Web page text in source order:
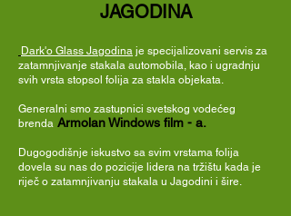
JAGODINA
Dark'o Glass Jagodina je specijalizovani servis za
zatamnjivanje stakala automobila, kao i ugradnju
svih vrsta stopsol folija za stakla objekata.
Generalni smo zastupnici svetskog vodećeg
brenda Armolan Windows film - a.
Dugogodišnje iskustvo sa svim vrstama folija
dovela su nas do pozicije lidera na tržištu kada je
riječ o zatamnjivanju stakala u Jagodini i šire.